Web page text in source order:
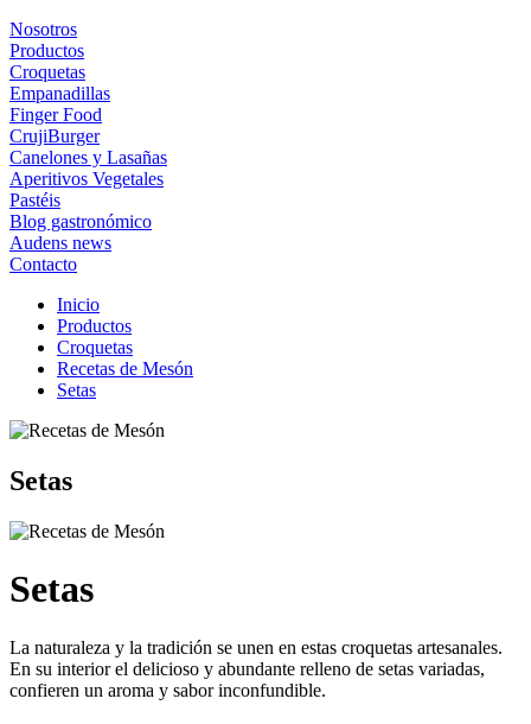
Nosotros
Productos
Croquetas
Empanadillas
Finger Food
CrujiBurger
Canelones y Lasañas
Aperitivos Vegetales
Pastéis
Blog gastronómico
Audens news
Contacto
Inicio
Productos
Croquetas
Recetas de Mesón
Setas
Setas
Setas
La naturaleza y la tradición se unen en estas croquetas artesanales.
En su interior el delicioso y abundante relleno de setas variadas,
confieren un aroma y sabor inconfundible.